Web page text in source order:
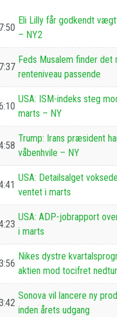
Eli Lilly får godkendt
– NY2
Feds Musalem finder det
renteniveau passende
USA: ISM-indeks steg
marts – NY
Trump: Irans præsident
våbenhvile – NY
USA: Detailsalget
ventet i marts
USA: ADP-jobrapport
i marts
Nikes dystre
aktien mod tocifret nedtur
Sonova vil lancere ny
inden årets udgang